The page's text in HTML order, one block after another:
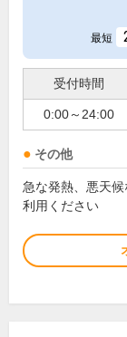
最短
受付時間
0:00～24:00
その他
急な発熱、悪天
利用ください